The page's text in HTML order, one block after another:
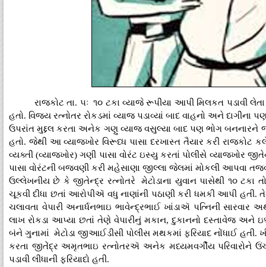
રાજકોટ તા. ૫ઃ ૧૦ ટકા વ્યાજે રૂપીયા આપી મિલકત પડાવી
હતો. વિજય રત્નોતર રોકડમાં વ્યાજ પડાવ્યાં બાદ વાહનો અને દાગીના
ઉપરાંત મુદ્દલ કરતા અનેક ગણુ વ્યાજ વસુલ્યા બાદ પણ ભોગ બનનારને
હતો. જેથી આ વ્યાજખોર વિરૂધ્ધ પાસા દરખાસ્ત તૈયાર કરી
વ્યક્તી (વ્યાજખોર) ગણી પાસા વોરંટ ઇસ્યુ કરતાં પોલીસે વ્યાજખોર
પાસા વોરંટની બજવણી કરી મહેસાણા જીલ્લા જેલમાં મોકલી આપવા
ઉલ્લેખનીય છે કે જીતેન્દ્ર રત્નોતરે મેટોડાના યુવાન પાસેથી ૧૦ ટકા
ચૂકવી દીધા છતાં આરોપીઍ વધુ નાણાંની પઠાણી કરી ધમકી આપી
ચલાવતા વેપારી અનાર્ધનભાઇ ભાવેન્દ્રભાઈ ખાંડાઍ પત્નિની
લાખ રોકડા આપ્યા છતાં તેણે વેપારીનું મકાન, દુકાનનો દસ્તાવેજ અને
બંને ગુનામાં મેટોડા જીઆઈડીસી પોલીસ મથકમાં ફરિયાદ નોંધાઈ હતી.
કરતા જીતેંદ્ર અમૃતભાઇ રત્નોતરઍ અનેક મધ્યમવર્ગીય પરિવારોને
પડાવી લીધાની ફરિયાદો હતી.